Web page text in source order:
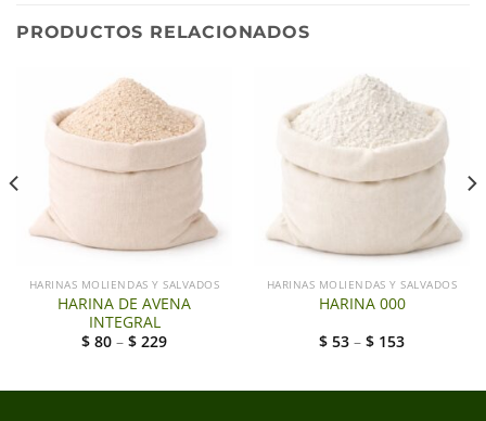
PRODUCTOS RELACIONADOS
HARINAS MOLIENDAS Y SALVADOS
HARINA DE AVENA
INTEGRAL
$ 80 – $ 229
HARINAS MOLIENDAS Y SALVADOS
HARINA 000
$ 53 – $ 153